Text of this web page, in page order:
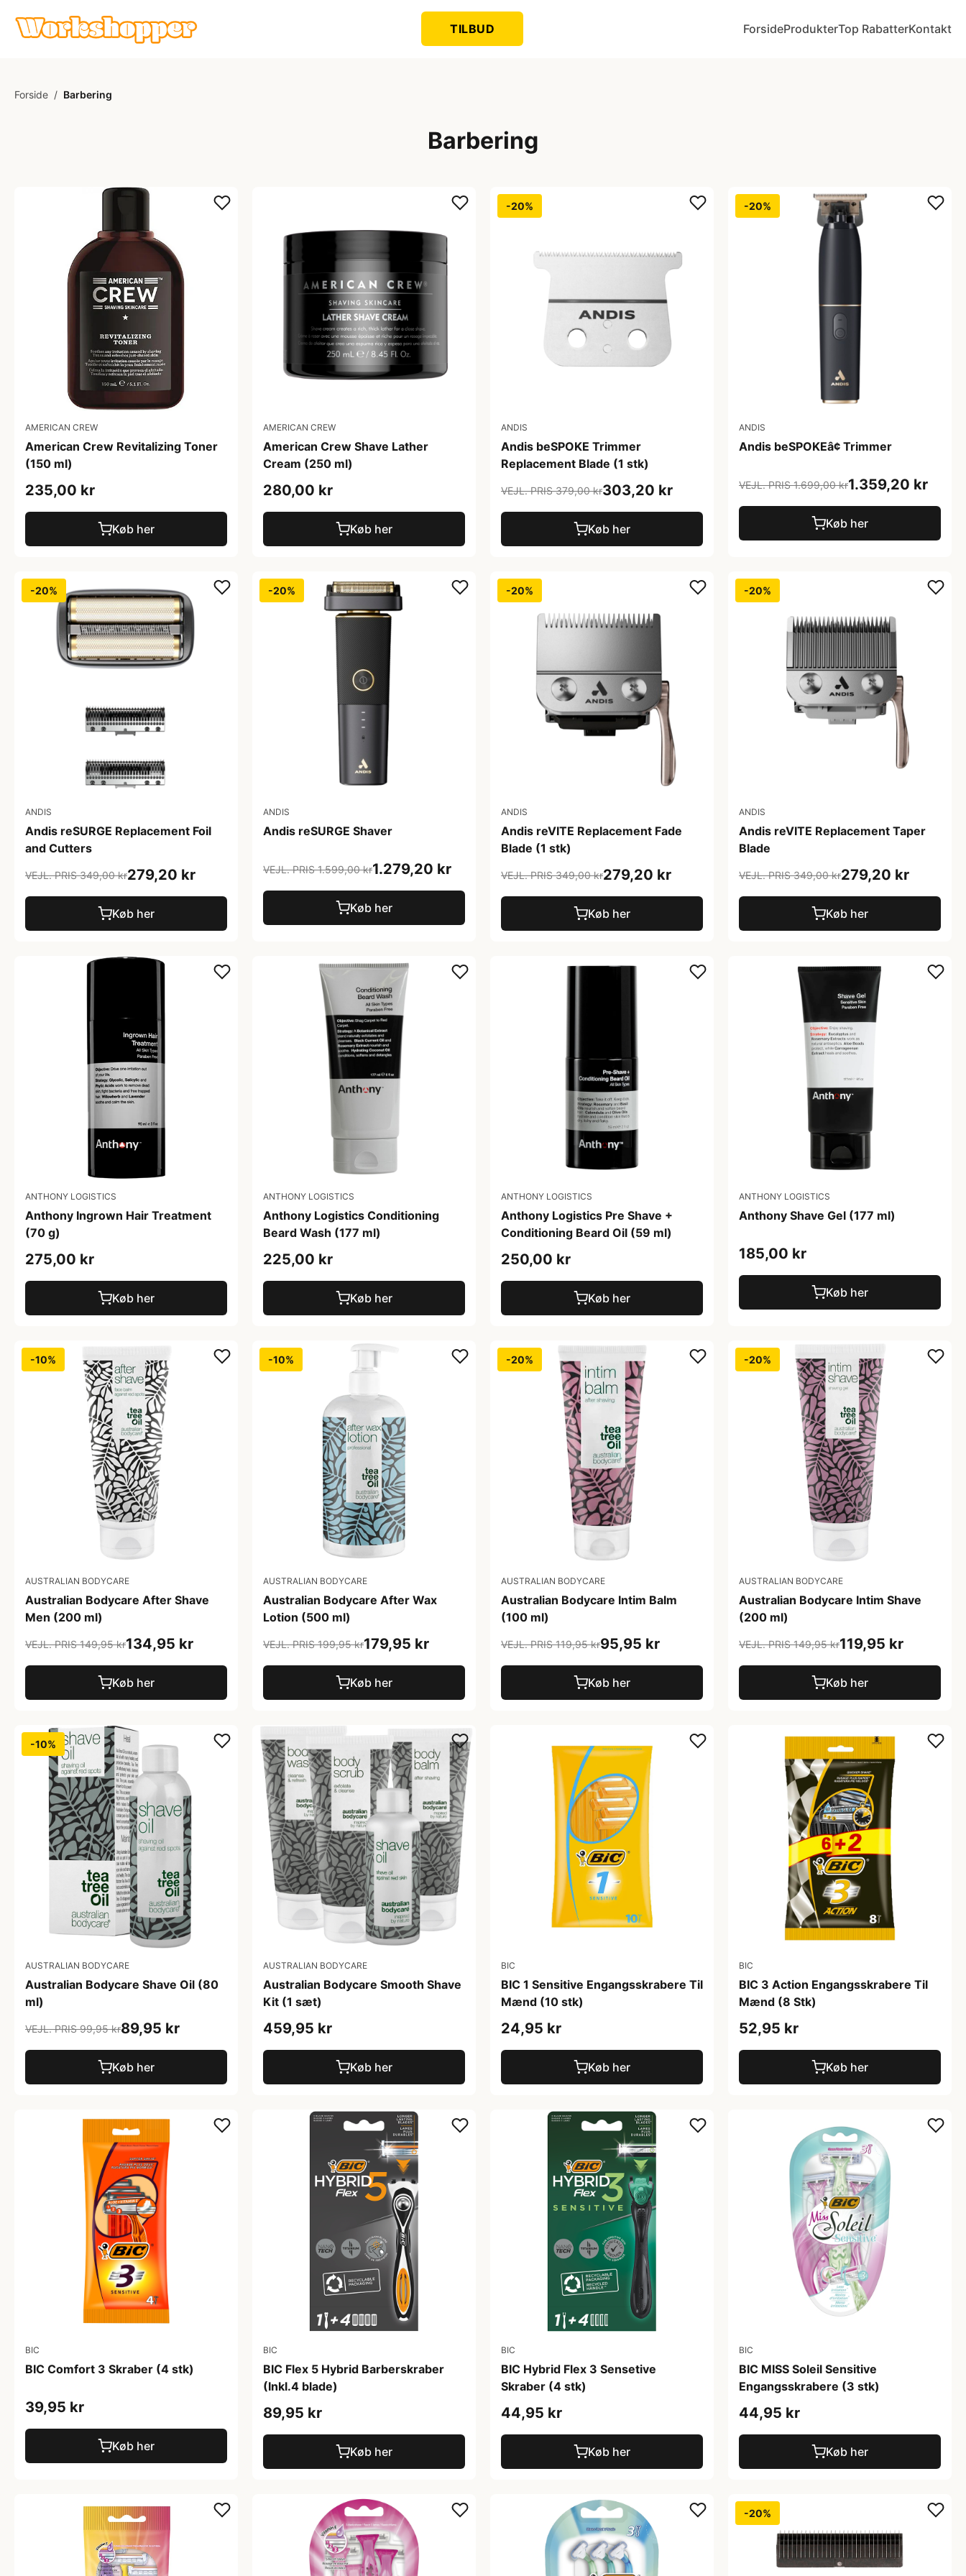
TILBUD ForsideProdukterTop RabatterKontakt
Forside / Barbering
Barbering
AMERICAN CREW
American Crew Revitalizing Toner
(150 ml)
235,00 kr
Køb her
AMERICAN CREW
American Crew Shave Lather
Cream (250 ml)
280,00 kr
Køb her
-20%
ANDIS
Andis beSPOKE Trimmer
Replacement Blade (1 stk)
VEJL. PRIS 379,00 kr303,20 kr
Køb her
-20%
ANDIS
Andis beSPOKEâ¢ Trimmer
VEJL. PRIS 1.699,00 kr1.359,20 kr
Køb her
-20%
ANDIS
Andis reSURGE Replacement Foil
and Cutters
VEJL. PRIS 349,00 kr279,20 kr
Køb her
-20%
ANDIS
Andis reSURGE Shaver
VEJL. PRIS 1.599,00 kr1.279,20 kr
Køb her
-20%
ANDIS
Andis reVITE Replacement Fade
Blade (1 stk)
VEJL. PRIS 349,00 kr279,20 kr
Køb her
-20%
ANDIS
Andis reVITE Replacement Taper
Blade
VEJL. PRIS 349,00 kr279,20 kr
Køb her
ANTHONY LOGISTICS
Anthony Ingrown Hair Treatment
(70 g)
275,00 kr
Køb her
ANTHONY LOGISTICS
Anthony Logistics Conditioning
Beard Wash (177 ml)
225,00 kr
Køb her
ANTHONY LOGISTICS
Anthony Logistics Pre Shave +
Conditioning Beard Oil (59 ml)
250,00 kr
Køb her
ANTHONY LOGISTICS
Anthony Shave Gel (177 ml)
185,00 kr
Køb her
-10%
AUSTRALIAN BODYCARE
Australian Bodycare After Shave
Men (200 ml)
VEJL. PRIS 149,95 kr134,95 kr
Køb her
-10%
AUSTRALIAN BODYCARE
Australian Bodycare After Wax
Lotion (500 ml)
VEJL. PRIS 199,95 kr179,95 kr
Køb her
-20%
AUSTRALIAN BODYCARE
Australian Bodycare Intim Balm
(100 ml)
VEJL. PRIS 119,95 kr95,95 kr
Køb her
-20%
AUSTRALIAN BODYCARE
Australian Bodycare Intim Shave
(200 ml)
VEJL. PRIS 149,95 kr119,95 kr
Køb her
-10%
AUSTRALIAN BODYCARE
Australian Bodycare Shave Oil (80
ml)
VEJL. PRIS 99,95 kr89,95 kr
Køb her
AUSTRALIAN BODYCARE
Australian Bodycare Smooth Shave
Kit (1 sæt)
459,95 kr
Køb her
BIC
BIC 1 Sensitive Engangsskrabere Til
Mænd (10 stk)
24,95 kr
Køb her
BIC
BIC 3 Action Engangsskrabere Til
Mænd (8 Stk)
52,95 kr
Køb her
BIC
BIC Comfort 3 Skraber (4 stk)
39,95 kr
Køb her
BIC
BIC Flex 5 Hybrid Barberskraber
(Inkl.4 blade)
89,95 kr
Køb her
BIC
BIC Hybrid Flex 3 Sensetive
Skraber (4 stk)
44,95 kr
Køb her
BIC
BIC MISS Soleil Sensitive
Engangsskrabere (3 stk)
44,95 kr
Køb her
-20%